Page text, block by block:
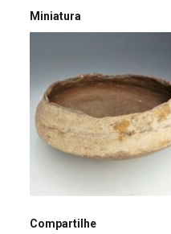
Miniatura
Compartilhe